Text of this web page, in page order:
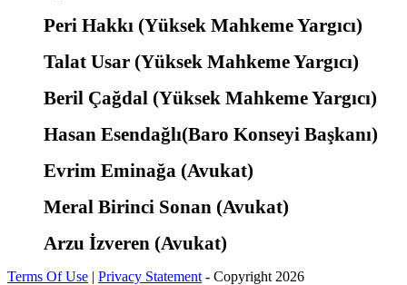
Peri Hakkı (Yüksek Mahkeme Yargıcı)
Talat Usar (Yüksek Mahkeme Yargıcı)
Beril Çağdal (Yüksek Mahkeme Yargıcı)
Hasan Esendağlı(Baro Konseyi Başkanı)
Evrim Eminağa (Avukat)
Meral Birinci Sonan (Avukat)
Arzu İzveren (Avukat)
Terms Of Use | Privacy Statement - Copyright 2026